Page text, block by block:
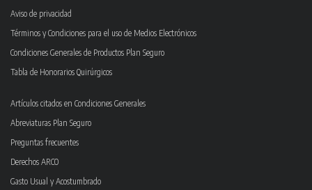
Aviso de privacidad
Términos y Condiciones para el uso de Medios Electrónicos
Condiciones Generales de Productos Plan Seguro
Tabla de Honorarios Quirúrgicos
Artículos citados en Condiciones Generales
Abreviaturas Plan Seguro
Preguntas frecuentes
Derechos ARCO
Gasto Usual y Acostumbrado